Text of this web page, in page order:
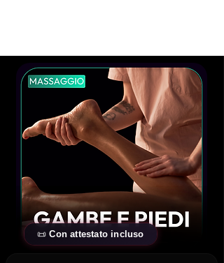
📜Con attestato incluso